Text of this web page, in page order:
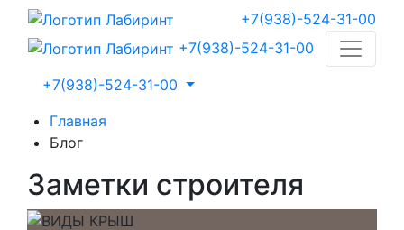
+7(938)-524-31-00
+7(938)-524-31-00
+7(938)-524-31-00
Главная
Блог
Заметки строителя